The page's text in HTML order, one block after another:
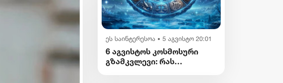
ეს საინტერესოა • 5 აგვისტო 20:01
6 აგვისტოს კოსმოსური
გზამკვლევი: რას